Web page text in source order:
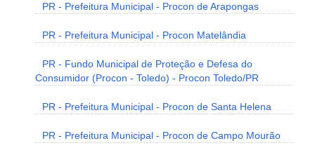
PR - Prefeitura Municipal - Procon de Arapongas
PR - Prefeitura Municipal - Procon Matelândia
PR - Fundo Municipal de Proteção e Defesa do
Consumidor (Procon - Toledo) - Procon Toledo/PR
PR - Prefeitura Municipal - Procon de Santa Helena
PR - Prefeitura Municipal - Procon de Campo Mourão